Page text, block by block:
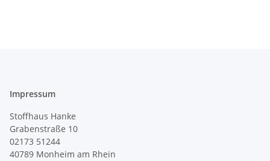
Impressum
Stoffhaus Hanke
Grabenstraße 10
02173 51244
40789 Monheim am Rhein